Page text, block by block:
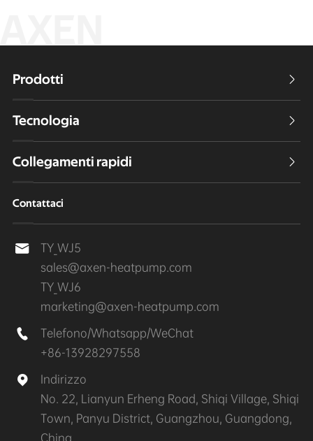
Prodotti 
Tecnologia 
Collegamenti rapidi 
Contattaci

TY_WJ5
sales@axen-heatpump.com
TY_WJ6
marketing@axen-heatpump.com

Telefono/Whatsapp/WeChat
+86-13928297558

Indirizzo
No. 22, Lianyun Erheng Road, Shiqi Village, Shiqi
Town, Panyu District, Guangzhou, Guangdong,